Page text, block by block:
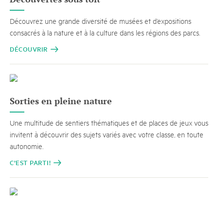
Découvrez une grande diversité de musées et d’expositions
consacrés à la nature et à la culture dans les régions des parcs.
DÉCOUVRIR
Sorties en pleine nature
Une multitude de sentiers thématiques et de places de jeux vous
invitent à découvrir des sujets variés avec votre classe, en toute
autonomie.
C’EST PARTI!